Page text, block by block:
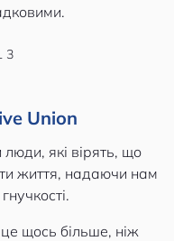
Union
які вірять, що
життя, надаючи нам
щось більше, ніж